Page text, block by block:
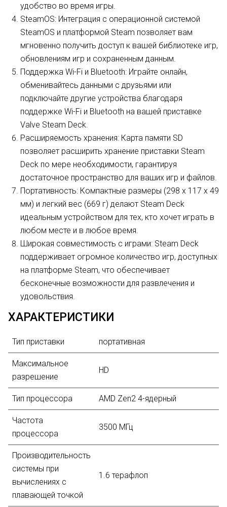
удобство во время игры.
SteamOS: Интеграция с операционной системой
SteamOS и платформой Steam позволяет вам
мгновенно получить доступ к вашей библиотеке игр,
обновлениям игр и сохраненным данным.
Поддержка Wi-Fi и Bluetooth: Играйте онлайн,
обменивайтесь данными с друзьями или
подключайте другие устройства благодаря
поддержке Wi-Fi и Bluetooth на вашей приставке
Valve Steam Deck.
Расширяемость хранения: Карта памяти SD
позволяет расширить хранение приставки Steam
Deck по мере необходимости, гарантируя
достаточное пространство для ваших игр и файлов.
Портативность: Компактные размеры (298 x 117 x 49
мм) и легкий вес (669 г) делают Steam Deck
идеальным устройством для тех, кто хочет играть в
любом месте и в любое время.
Широкая совместимость с играми: Steam Deck
поддерживает огромное количество игр, доступных
на платформе Steam, что обеспечивает
бесконечные возможности для развлечения и
удовольствия.
ХАРАКТЕРИСТИКИ
Тип приставки портативная
Максимальное
разрешение
HD
Тип процессора AMD Zen2 4-ядерный
Частота
процессора
3500 МГц
Производительность
системы при
вычислениях с
плавающей точкой
1.6 терафлоп